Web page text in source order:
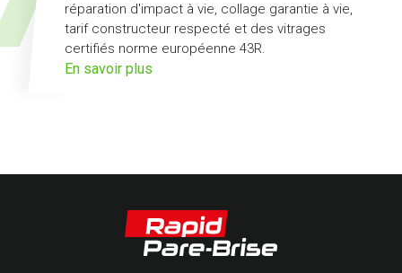
réparation d'impact à vie, collage garantie à vie,
tarif constructeur respecté et des vitrages
certifiés norme européenne 43R.
En savoir plus